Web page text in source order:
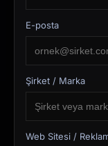
E-posta
Şirket / Marka
Web Sitesi /